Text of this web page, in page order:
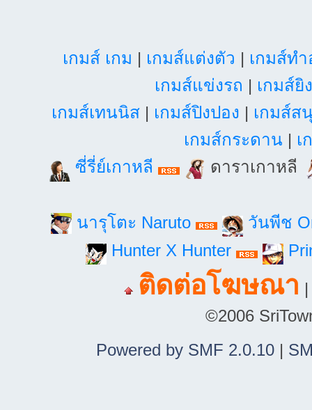
เกมส์ เกม | เกมส์แต่งตัว | เกมส์ท
เกมส์แข่งรถ | เกมส์ยิ
เกมส์เทนนิส| เกมส์ปิงปอง | เกมส์ส
เกมส์กระดาน | เ
ซี่รี่ย์เกาหลี
ดาราเกาหลี
นารุโตะ Naruto
วันพีช
Hunter X Hunter
ติดต่อโฆษณา
©2006
Powered by SMF 2.0.10|